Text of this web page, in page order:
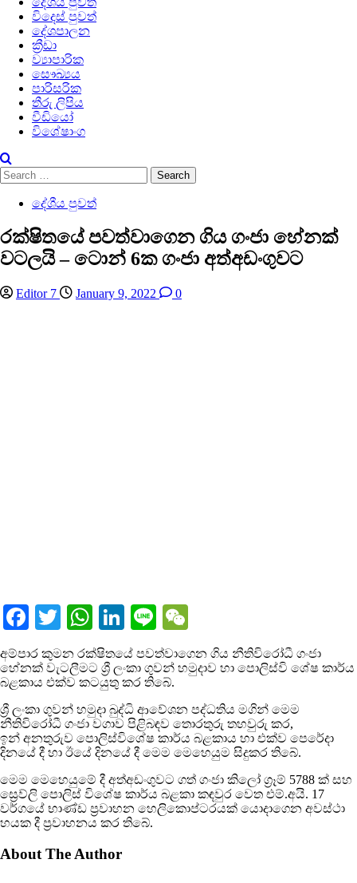
විදෙස් පුවත්
දේශපාලන
ක්‍රීඩා
ව්‍යාපාරික
සෞඛ්‍යය
පාරිසරික
තීරු ලිපිය
වීඩියෝ
විශේෂාංග
Search
for:
දේශීය පුවත්
රක්ෂිතයේ පවත්වාගෙන ගිය ගංජා හේනක්
වටලයි – ටොන් 6ක ගංජා අත්අඩංගුවට
Editor 7 January 9, 2022 0
Facebook
TwitterWhatsApp
LinkedIn
Line
අම්පාර කුමන රක්ෂිතයේ පවත්වාගෙන ගිය නීතිවිරෝධී ගංජා
හේනක් වැටලීමට ශ්‍රී ලංකා ගුවන් හමුදාව හා පොලිස්වි ශේෂ කාර්ය
බළකාය එක්ව කටයුතු කර තිබේ.
ශ්‍රී ලංකා ගුවන් හමුදා බුද්ධි ආවේශන පද්ධතිය මගින් මෙම
නීතිවිරෝධී ගංජා වගාව පිළිබඳව තොරතුරු තහවුරු කර,
ඉන් අනතුරුව පොලිස්විශේෂ කාර්ය බළකාය හා එක්ව පෙරේදා
දිනයේ දී හා ඊයේ දිනයේ දී මෙම මෙහෙයුම සිදුකර තිබේ.
මෙම මෙහෙයුමේ දී අත්අඩංගුවට ගත් ගංජා කිලෝ ග්‍රෑම් 5788 ක් සහ
ස්‍රෙව්ලි පොලිස් විශේෂ කාර්ය බළකා කඳවුර වෙත එම්.අයි. 17
වර්ගයේ භාණ්ඩ ප්‍රවාහන හෙලිකොප්ටරයක් යොදාගෙන අවස්ථා
හයක දී ප්‍රවාහනය කර තිබේ.
About The Author